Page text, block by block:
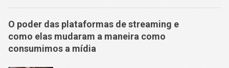
Este reconhecimento é o resultado do nosso
compromisso em oferecer excelência na
educação, destacando-nos nas seguintes
categorias: Métodos de Ensino, qualidade dos
O poder das plataformas de streaming e
como elas mudaram a maneira como
consumimos a mídia